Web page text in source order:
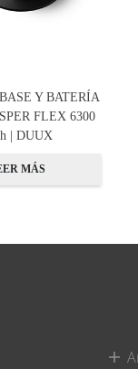
Y BATERÍA
FLEX 6300
| DUUX
MÁS